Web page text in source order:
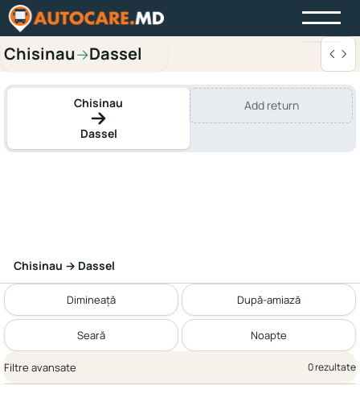
Chisinau→Dassel
Chisinau
Dassel
Add return
Chisinau → Dassel
Dimineață După-amiază
Seară Noapte
Filtre avansate 0 rezultate